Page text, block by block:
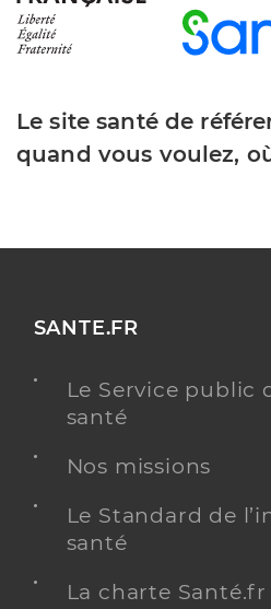
Le site santé de
quand vous voulez,
SANTE.FR
Le Service public
santé
Nos missions
Le Standard de
santé
La charte